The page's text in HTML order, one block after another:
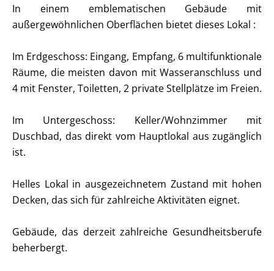
In einem emblematischen Gebäude mit
außergewöhnlichen Oberflächen bietet dieses Lokal :
Im Erdgeschoss: Eingang, Empfang, 6 multifunktionale
Räume, die meisten davon mit Wasseranschluss und
4 mit Fenster, Toiletten, 2 private Stellplätze im Freien.
Im Untergeschoss: Keller/Wohnzimmer mit
Duschbad, das direkt vom Hauptlokal aus zugänglich
ist.
Helles Lokal in ausgezeichnetem Zustand mit hohen
Decken, das sich für zahlreiche Aktivitäten eignet.
Gebäude, das derzeit zahlreiche Gesundheitsberufe
beherbergt.